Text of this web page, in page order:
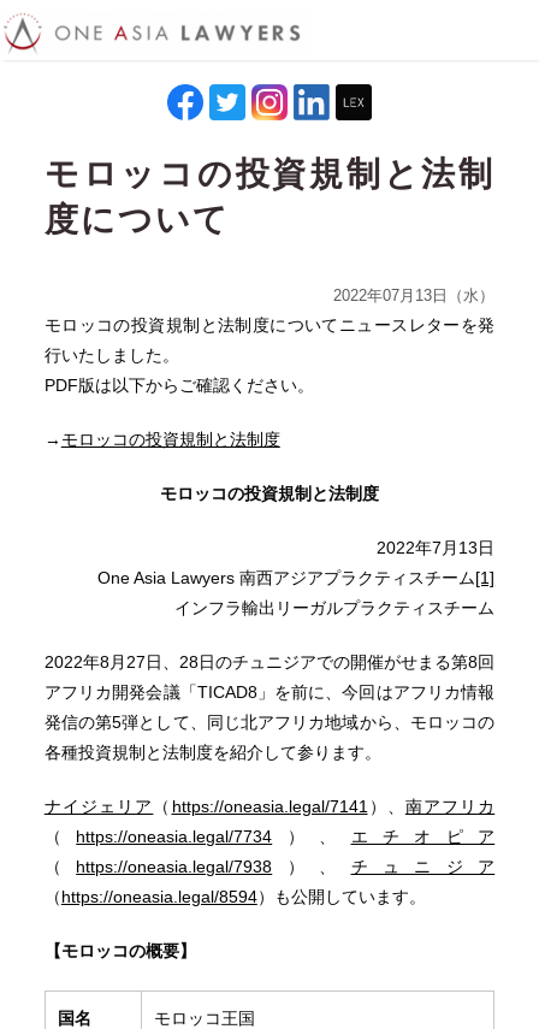
モロッコの投資規制と法制
度について
2022年07月13日（水）
モロッコの投資規制と法制度についてニュースレターを発
行いたしました。
PDF版は以下からご確認ください。
→ モロッコの投資規制と法制度
モロッコの投資規制と法制度
2022年7月13日
One Asia Lawyers 南西アジアプラクティスチーム[1]
インフラ輸出リーガルプラクティスチーム
2022年8月27日、28日のチュニジアでの開催がせまる第8回
アフリカ開発会議「TICAD8」を前に、今回はアフリカ情報
発信の第5弾として、同じ北アフリカ地域から、モロッコの
各種投資規制と法制度を紹介して参ります。
ナイジェリア （ https://oneasia.legal/7141 ）、 南アフリカ
（ https://oneasia.legal/7734 ）、 エチオピア
（ https://oneasia.legal/7938 ）、 チュニジア
（https://oneasia.legal/8594）も公開しています。
【モロッコの概要】
国名 モロッコ王国